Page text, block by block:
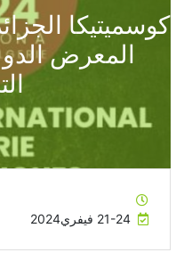
كوسميتيكا
المعرض